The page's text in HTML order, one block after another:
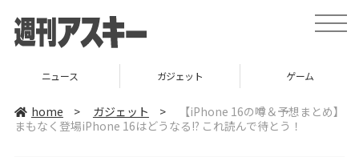
t
o
a
v
ニュース ガジェット ゲーム
home > ガジェット >
【iPhone 16の噂＆予想まとめ】
まもなく登場iPhone 16はどうなる!? これ読んで待とう！